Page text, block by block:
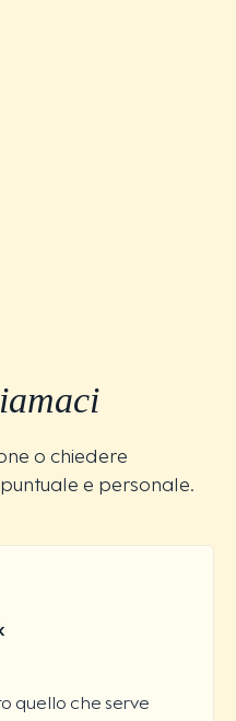
o chiedere
e personale.
quello che serve